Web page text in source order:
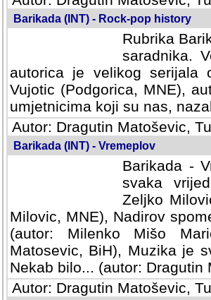
Barikada (INT) - Rock-pop history
Rubrika
saradnika.
autorica je velikog serijala
Vujotic (Podgorica, MNE),
umjetnicima koji su nas,
Autor: Dragutin Matoševic,
Barikada (INT) - Vremeplov
Barikada -
svaka
Milovic,
MNE), Nadirov spomenar
Milenko Mišo Maric, UK),
Muzika je svirala (autor:
(autor: Dragutin Matosevic,
Autor: Dragutin Matoševic,